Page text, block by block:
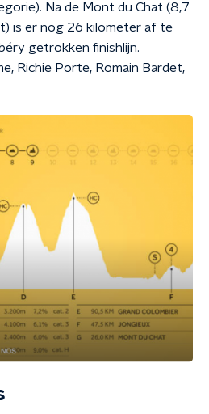
Na de Mont du Chat (8,7
is er nog 26 kilometer af te
getrokken finishlijn.
Richie Porte, Romain Bardet,